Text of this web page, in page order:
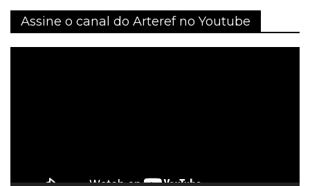
Assine o canal do Arteref no Youtube